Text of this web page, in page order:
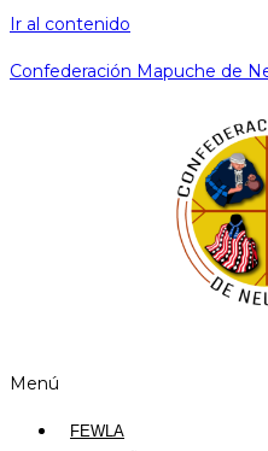
Ir al contenido
Confederación Mapuche de
Menú
FEWLA